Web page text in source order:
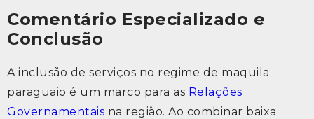
Comentário Especializado e
Conclusão
A inclusão de serviços no regime de maquila
paraguaio é um marco para as Relações
Governamentais na região. Ao combinar baixa